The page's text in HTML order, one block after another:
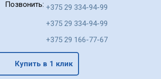
Позвонить: +375 29 334-94-99
+375 29 334-94-99
+375 29 166-77-67
Купить в 1 клик